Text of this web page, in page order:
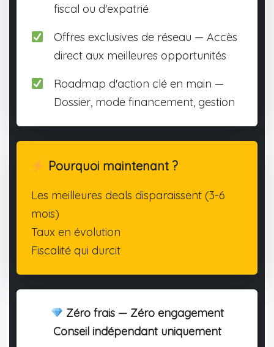
fiscal ou d'expatrié
Offres exclusives de réseau — Accès
direct aux meilleures opportunités
Roadmap d'action clé en main —
Dossier, mode financement, gestion
Pourquoi maintenant ?
Les meilleures deals disparaissent (3-6
mois)
Taux en évolution
Fiscalité qui durcit
Zéro frais — Zéro engagement
Conseil indépendant uniquement